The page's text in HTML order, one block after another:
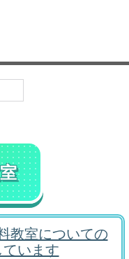
教室についての
ています